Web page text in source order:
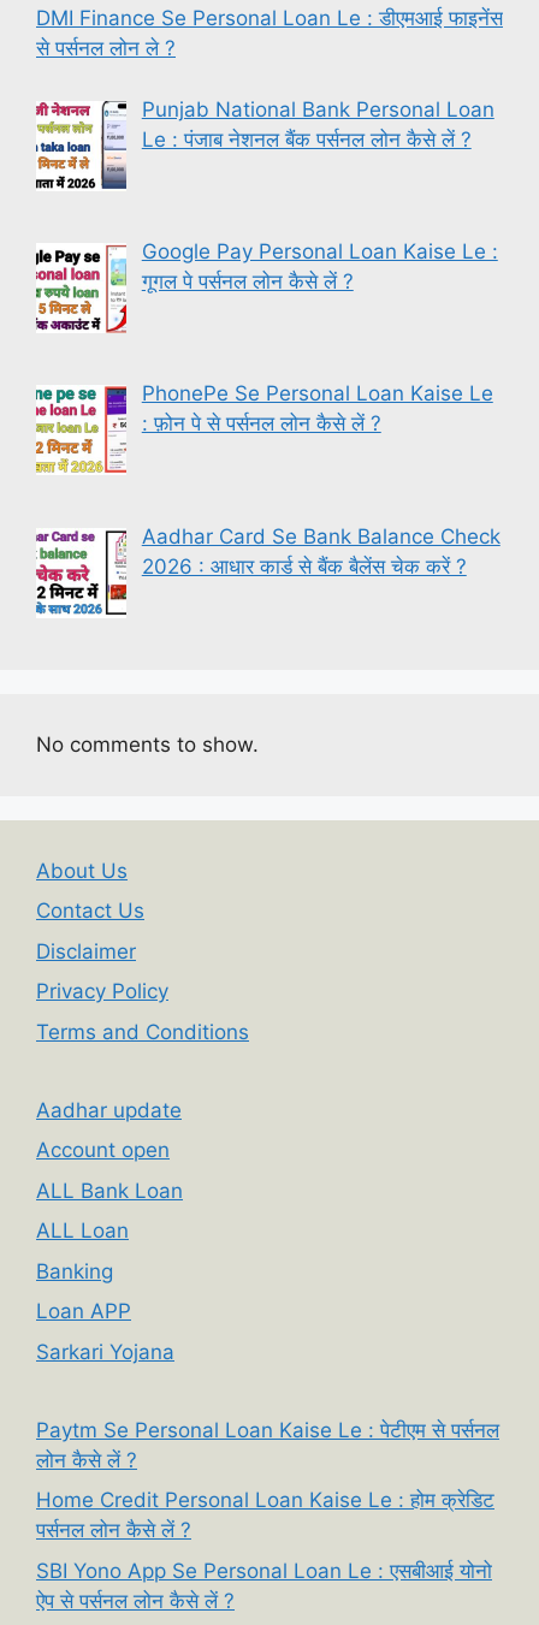
DMI Finance Se Personal Loan Le : डीएमआई फाइनेंस
से पर्सनल लोन ले ?
Punjab National Bank Personal Loan
Le : पंजाब नेशनल बैंक पर्सनल लोन कैसे लें ?
Google Pay Personal Loan Kaise Le :
गूगल पे पर्सनल लोन कैसे लें ?
PhonePe Se Personal Loan Kaise Le
: फ़ोन पे से पर्सनल लोन कैसे लें ?
Aadhar Card Se Bank Balance Check
2026 : आधार कार्ड से बैंक बैलेंस चेक करें ?
No comments to show.
About Us
Contact Us
Disclaimer
Privacy Policy
Terms and Conditions
Aadhar update
Account open
ALL Bank Loan
ALL Loan
Banking
Loan APP
Sarkari Yojana
Paytm Se Personal Loan Kaise Le : पेटीएम से पर्सनल
लोन कैसे लें ?
Home Credit Personal Loan Kaise Le : होम क्रेडिट
पर्सनल लोन कैसे लें ?
SBI Yono App Se Personal Loan Le : एसबीआई योनो
ऐप से पर्सनल लोन कैसे लें ?